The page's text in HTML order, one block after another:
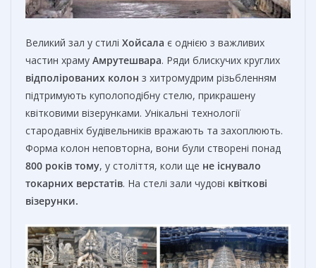
Великий зал у стилі Хойсала є однією з важливих
частин храму Амрутешвара. Ряди блискучих круглих
відполірованих колон з хитромудрим різьбленням
підтримують куполоподібну стелю, прикрашену
квітковими візерунками. Унікальні технології
стародавніх будівельників вражають та захоплюють.
Форма колон неповторна, вони були створені понад
800 років тому, у століття, коли ще не існувало
токарних верстатів. На стелі зали чудові квіткові
візерунки.